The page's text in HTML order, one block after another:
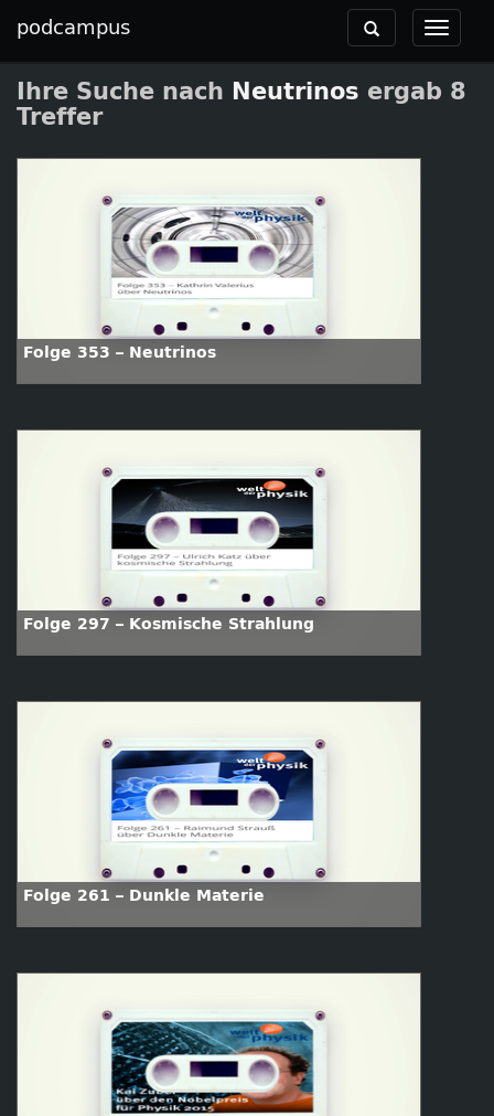
podcampus
Toggle
Toggle
navigation
Ihre Suche nach Neutrinos ergab 8
Treffer
Folge 353 – Neutrinos
Folge 297 – Kosmische Strahlung
Folge 261 – Dunkle Materie